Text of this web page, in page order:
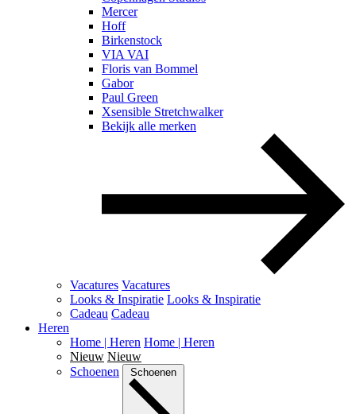
Mercer
Hoff
Birkenstock
VIA VAI
Floris van Bommel
Gabor
Paul Green
Xsensible Stretchwalker
Bekijk alle merken
Vacatures Vacatures
Looks & Inspiratie Looks & Inspiratie
Cadeau Cadeau
Heren
Home | Heren Home | Heren
Nieuw Nieuw
Schoenen
Schoenen